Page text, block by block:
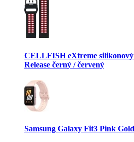
CELLFISH eXtreme
Release černý / červený
Samsung Galaxy Fit3 Pink Gold